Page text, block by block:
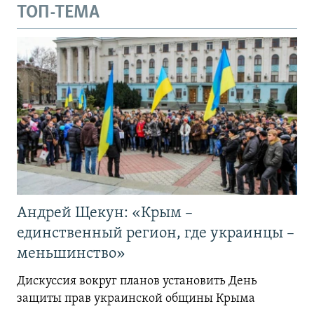
ТОП-ТЕМА
Андрей Щекун: «Крым –
единственный регион, где украинцы –
меньшинство»
Дискуссия вокруг планов установить День
защиты прав украинской общины Крыма